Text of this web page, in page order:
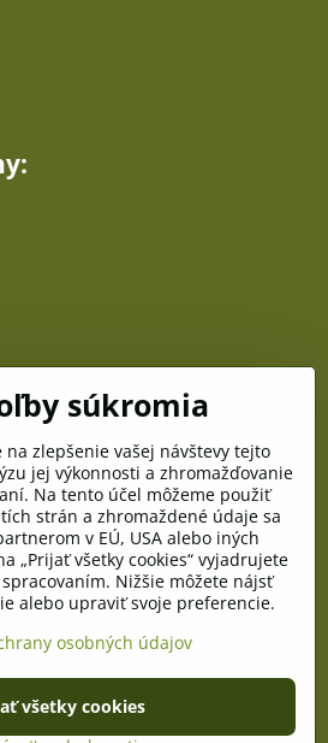
2026Copyright
Zásady ochrany osobných údajov
objednávky
súkromia
na zlepšenie vašej návštevy tejto
jej výkonnosti a zhromažďovanie
Na tento účel môžeme použiť
strán a zhromaždené údaje sa
v EÚ, USA alebo iných
„Prijať všetky cookies“ vyjadrujete
Nižšie môžete nájsť
alebo upraviť svoje preferencie.
osobných údajov
všetky cookies